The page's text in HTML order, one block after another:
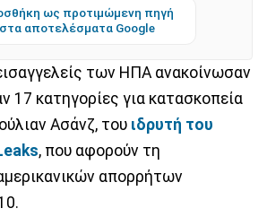
ως προτιμώμενη πηγή
στα αποτελέσματα Google
των ΗΠΑ ανακοίνωσαν
17 κατηγορίες για κατασκοπεία
Ασάνζ, του ιδρυτή του
, που αφορούν τη
απορρήτων